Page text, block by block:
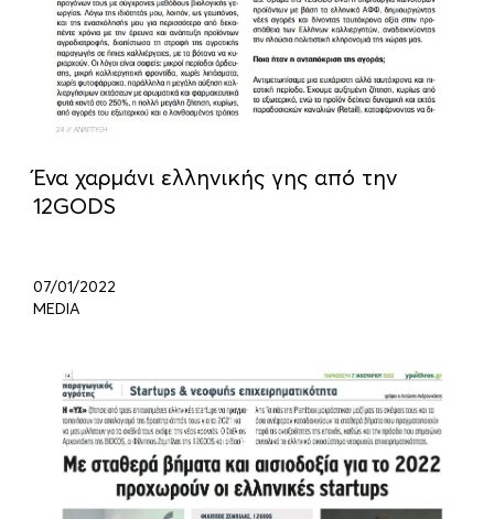
Ένα χαρμάνι ελληνικής γης από την
12GODS
07/01/2022
MEDIA